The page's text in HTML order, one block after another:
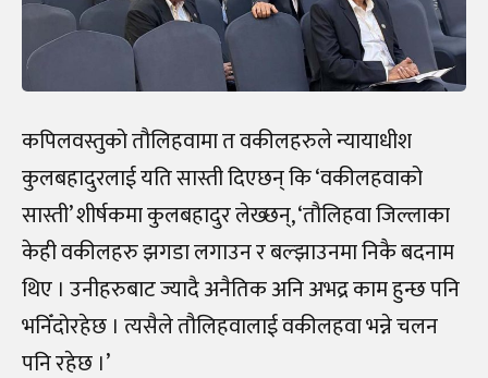
कपिलवस्तुको तौलिहवामा त वकीलहरुले न्यायाधीश
कुलबहादुरलाई यति सास्ती दिएछन् कि ‘वकीलहवाको
सास्ती’ शीर्षकमा कुलबहादुर लेख्छन्, ‘तौलिहवा जिल्लाका
केही वकीलहरु झगडा लगाउन र बल्झाउनमा निकै बदनाम
थिए । उनीहरुबाट ज्यादै अनैतिक अनि अभद्र काम हुन्छ पनि
भनिँदोरहेछ । त्यसैले तौलिहवालाई वकीलहवा भन्ने चलन
पनि रहेछ ।’